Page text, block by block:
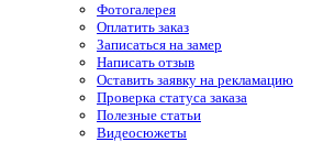
Фотогалерея
Оплатить заказ
Записаться на замер
Написать отзыв
Оставить заявку на рекламацию
Проверка статуса заказа
Полезные статьи
Видеосюжеты